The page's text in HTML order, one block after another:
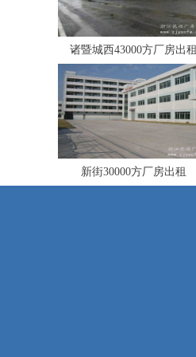
诸暨城西43000方厂房出租
新街30000方厂房出租